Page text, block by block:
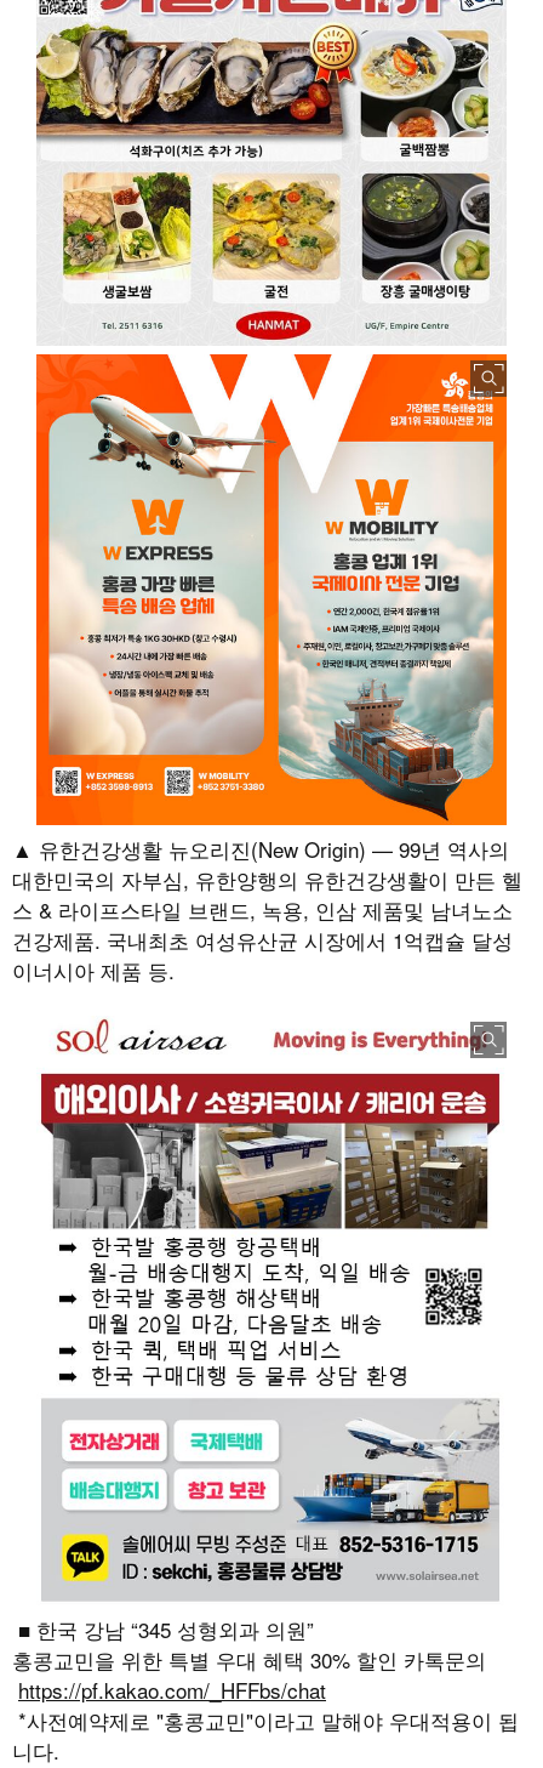
▲ 유한건강생활 뉴오리진(New Origin) — 99년 역사의
대한민국의 자부심, 유한양행의 유한건강생활이 만든 헬
스 & 라이프스타일 브랜드, 녹용, 인삼 제품및 남녀노소
건강제품. 국내최초 여성유산균 시장에서 1억캡슐 달성
이너시아 제품 등.
■ 한국 강남 “345 성형외과 의원”
홍콩교민을 위한 특별 우대 혜택 30% 할인 카톡문의
https://pf.kakao.com/_HFFbs/chat
*사전예약제로 "홍콩교민"이라고 말해야 우대적용이 됩
니다.